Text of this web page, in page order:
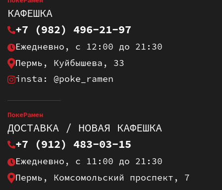
КАФЕШКА
+7 (982) 496-21-97
Ежедневно, с 12:00 до 21:30
Пермь, Куйбышева, 33
insta: @poke_ramen
ПокеРамен
ДОСТАВКА / НОВАЯ КАФЕШКА
+7 (912) 483-03-15
Ежедневно, с 11:00 до 21:30
Пермь, Комсомольский проспект, 7